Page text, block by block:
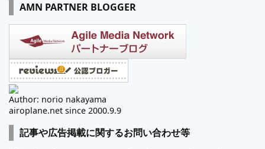
AMN PARTNER BLOGGER
Author: norio nakayama
airoplane.net since 2000.9.9
記事や広告掲載に関するお問い合わせ等